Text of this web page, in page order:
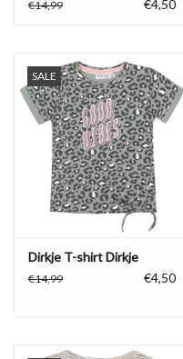
€14,99 €4,50
SALE
Dirkje T-shirt Dirkje
€14,99 €4,50